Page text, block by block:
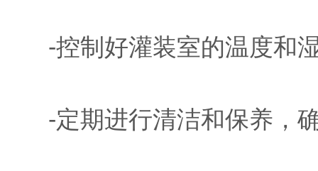
-控制好灌装室的温度和湿
-定期进行清洁和保养，确